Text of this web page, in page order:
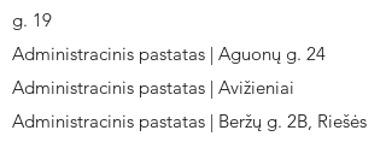
g. 19
Administracinis pastatas | Aguonų g. 24
Administracinis pastatas | Avižieniai
Administracinis pastatas | Beržų g. 2B, Riešės